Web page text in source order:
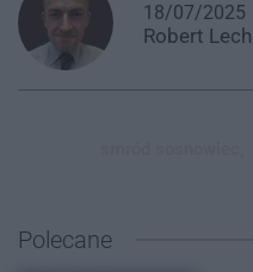
18/07/2025
Robert
Polecane